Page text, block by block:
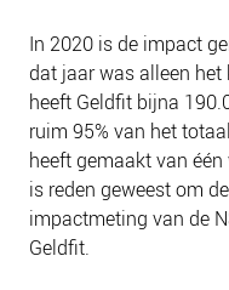
In 2020 is de impact
dat jaar was alleen
heeft Geldfit bijna
ruim 95% van het
heeft gemaakt van
is reden geweest om
impactmeting van de
Geldfit.